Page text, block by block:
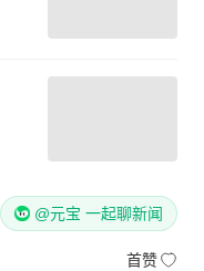
@元宝 一起聊新闻
首赞